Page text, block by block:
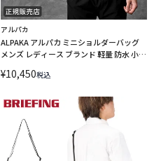
アルパカ
ALPAKA アルパカ ミニショルダーバッグ
メンズ レディース ブランド 軽量 防水 小さ
ケット マックス ウルトラダイン
ULTRADYNE 4294
¥10,450税込